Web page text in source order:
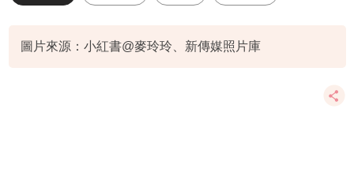
圖片來源：小紅書@麥玲玲、新傳媒照片庫